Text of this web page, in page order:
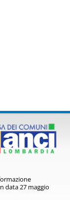
data 27 maggio